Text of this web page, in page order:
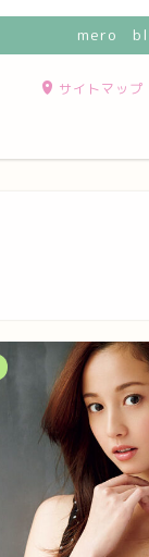
mero
サイトマップ